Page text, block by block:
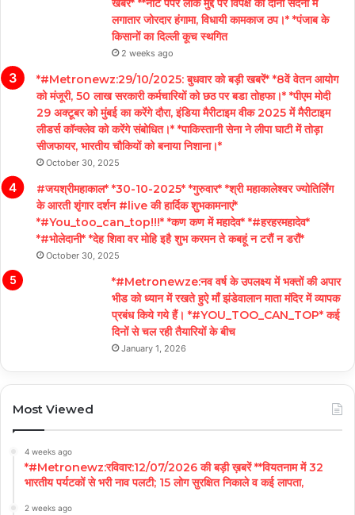
खबरें* **नीट पेपर लीक मुद्दे पर विपक्ष का दोनों सदनों में
लगातार जोरदार हंगामा, विधायी कामकाज ठप।* *पंजाब के
किसानों का दिल्ली कूच स्थगित
2 weeks ago
*#Metronewz:29/10/2025: बुधवार को बड़ी खबरें* *8वें वेतन आयोग
को मंजूरी, 50 लाख सरकारी कर्मचारियों को छठ पर बडा तोहफा।* *पीएम मोदी
29 अक्टूबर को मुंबई का करेंगे दौरा, इंडिया मैरीटाइम वीक 2025 में मैरीटाइम
लीडर्स कॉन्क्लेव को करेंगे संबोधित।* *पाकिस्तानी सेना ने लीपा घाटी में तोड़ा
सीजफायर, भारतीय चौकियों को बनाया निशाना।*
October 30, 2025
#जयश्रीमहाकाल* *30-10-2025* *गुरुवार* *श्री महाकालेश्वर ज्योतिर्लिंग
के आरती शृंगार दर्शन #live की हार्दिक शुभकामनाएं*
*#You_too_can_top!!!* *कण कण में महादेव* *#हरहरमहादेव*
*#भोलेदानी* *देह शिवा वर मोहि इहै शुभ करमन ते कबहूं न टरौं न डरौं*
October 30, 2025
*#Metronewze:नव वर्ष के उपलक्ष्य में भक्तों की अपार
भीड को ध्यान में रखते हुऐ माँ झंडेवालान माता मंदिर में व्यापक
प्रबंध किये गये हैं। *#YOU_TOO_CAN_TOP* कई
दिनों से चल रही तैयारियों के बीच
January 1, 2026
Most Viewed
4 weeks ago
*#Metronewz:रविवार:12/07/2026 की बड़ी ख़बरें **वियतनाम में 32
भारतीय पर्यटकों से भरी नाव पलटी; 15 लोग सुरक्षित निकाले व कई लापता,
2 weeks ago